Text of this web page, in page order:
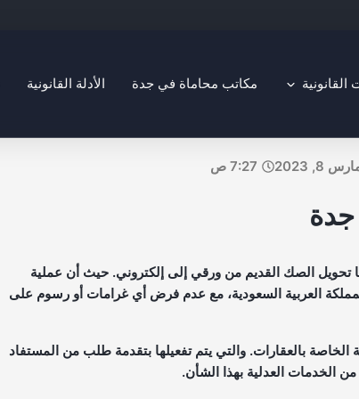
Open التخصصات القانونية مكاتب محاماة في جدة الأدلة القانونية
8, 2023 7:27 ص
تحويل الصك القديم من ورقي إلى إلكتروني. حيث أن عملية
العربية السعودية، مع عدم فرض أي غرامات أو رسوم على
بالعقارات. والتي يتم تفعيلها بتقدمة طلب من المستفاد
من الخدمات العدلية بهذا الشأن.